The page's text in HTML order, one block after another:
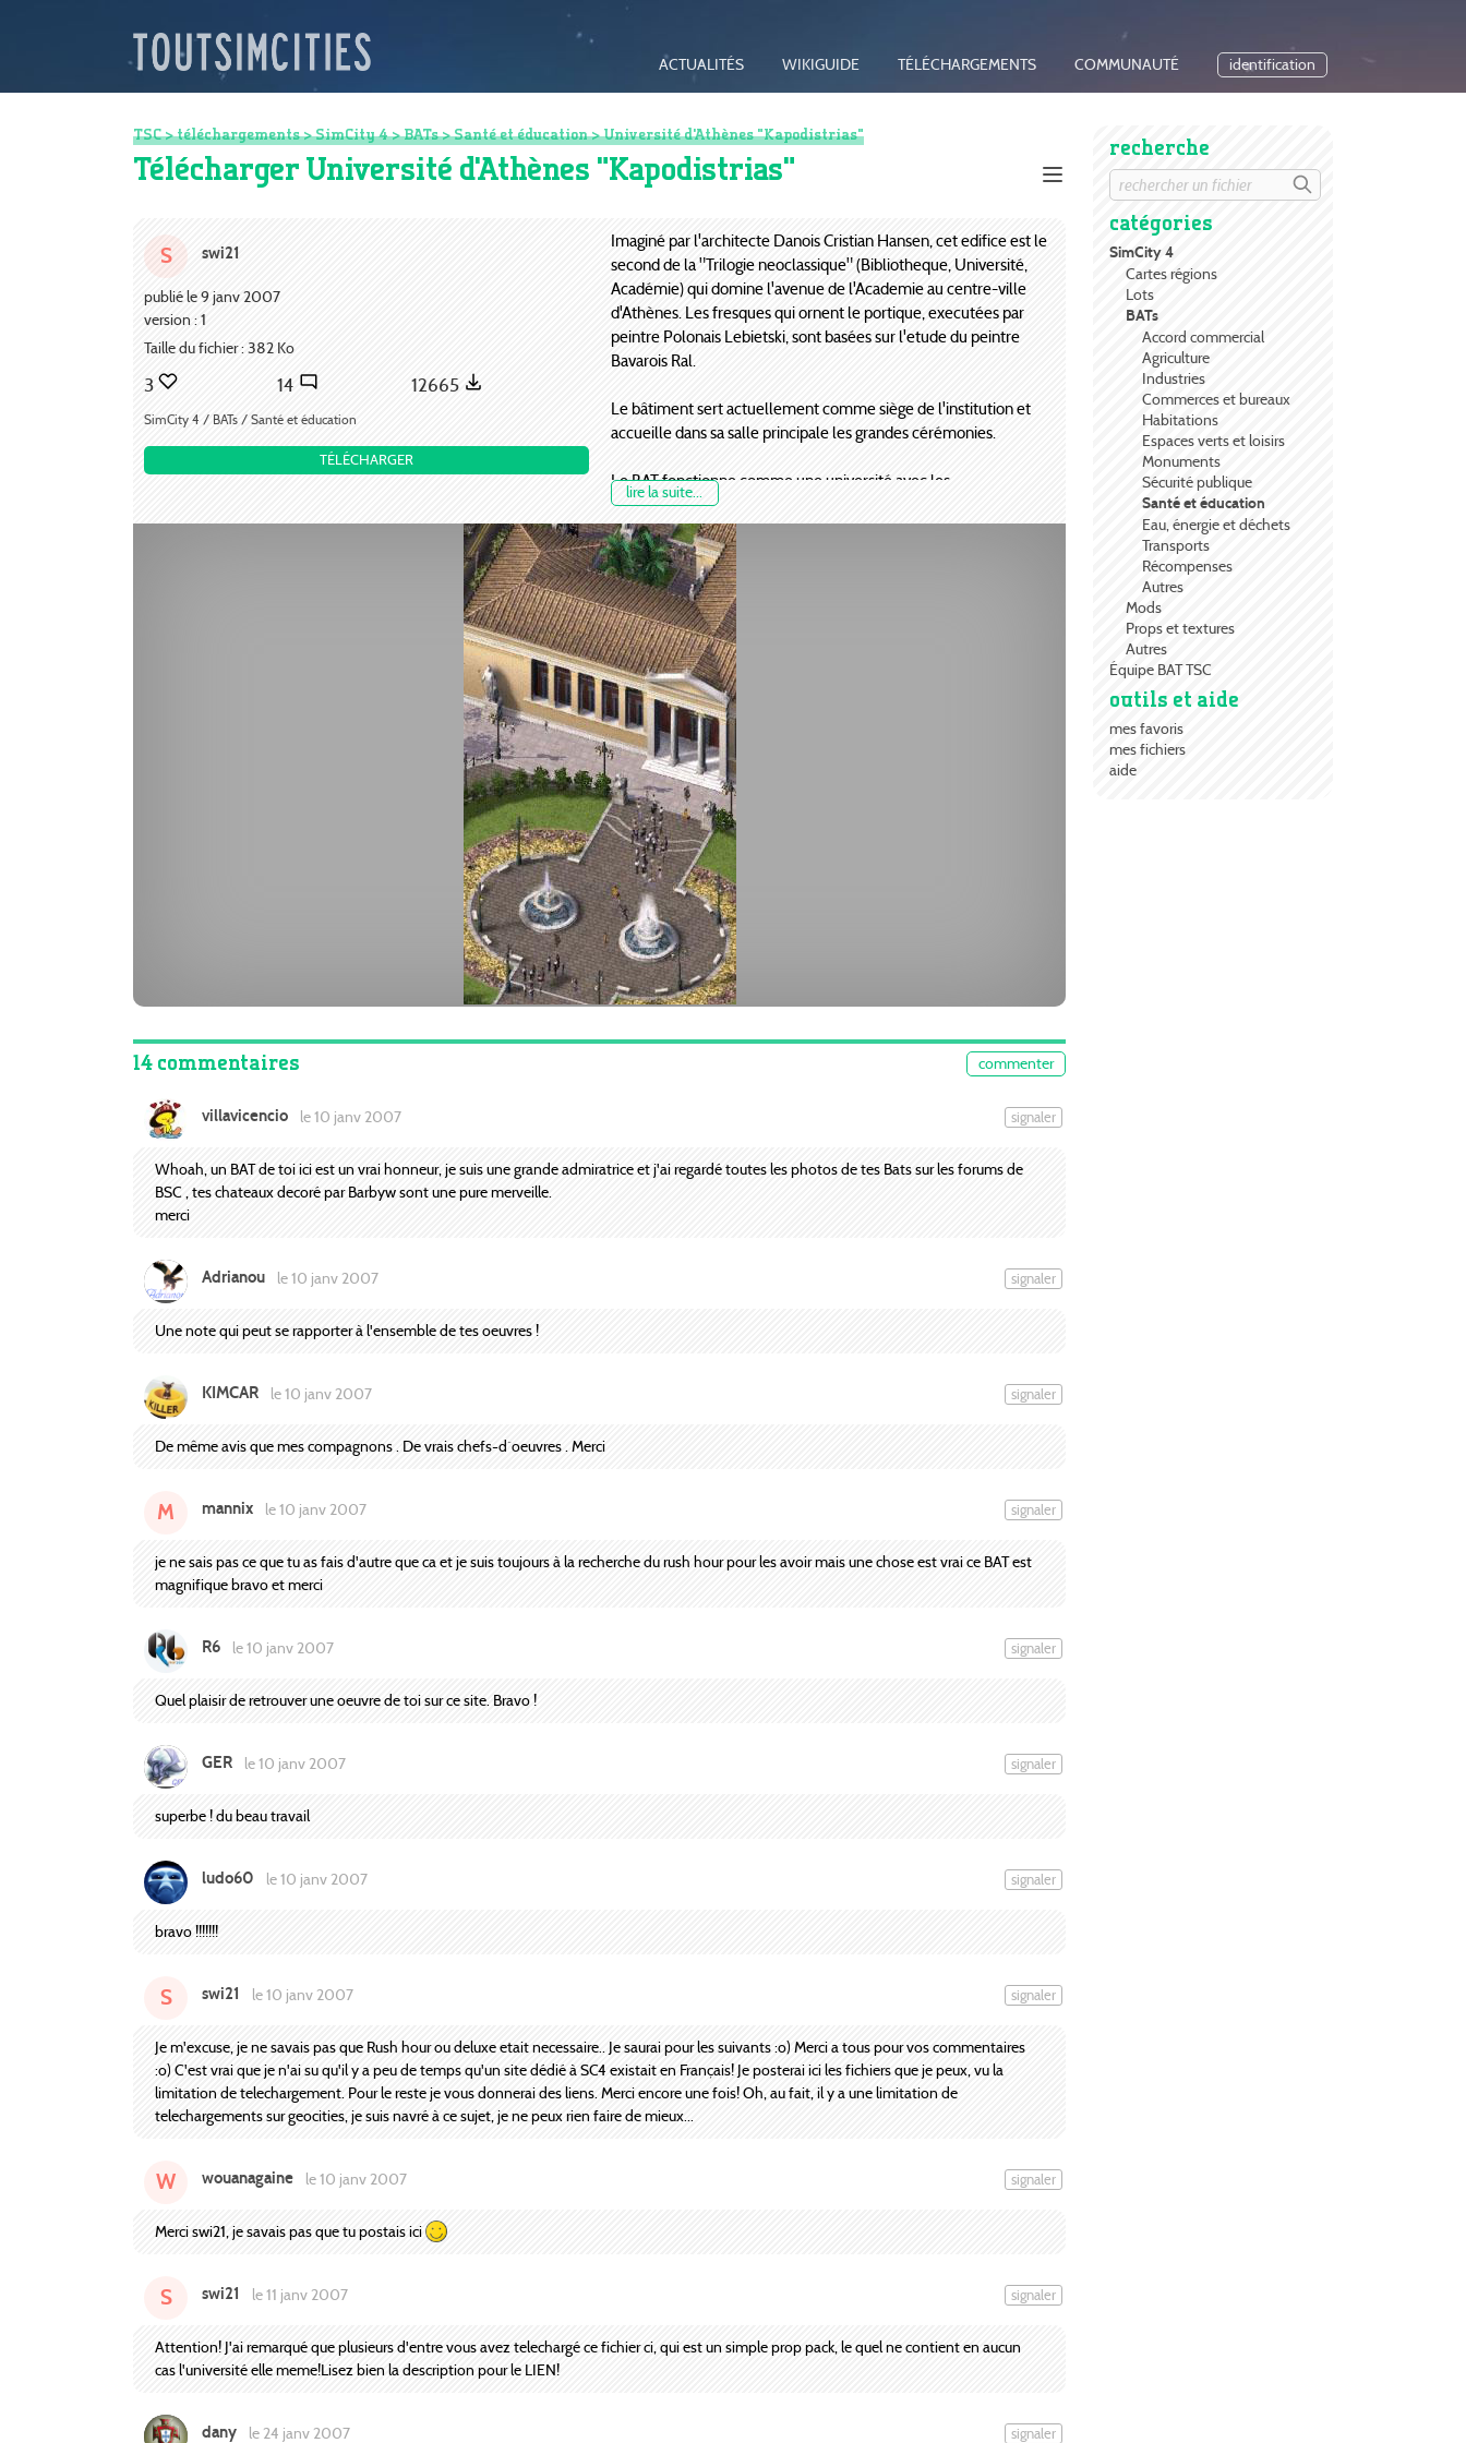
ACTUALITÉS WIKIGUIDE TÉLÉCHARGEMENTS COMMUNAUTÉ identification
recherche
catégories
SimCity 4
Cartes régions
Lots
BATs
Accord commercial
Agriculture
Industries
Commerces et bureaux
Habitations
Espaces verts et loisirs
Monuments
Sécurité publique
Santé et éducation
Eau, énergie et déchets
Transports
Récompenses
Autres
Mods
Props et textures
Autres
Équipe BAT TSC
outils et aide
mes favoris
mes fichiers
aide
TSC>téléchargements>SimCity 4>BATs>Santé et éducation> Université d'Athènes "Kapodistrias"
Télécharger Université d'Athènes "Kapodistrias"
S swi21
publié le 9 janv 2007
version : 1
Taille du fichier : 382 Ko
3 14 12665
SimCity 4 / BATs / Santé et éducation
TÉLÉCHARGER
lire la suite...
Imaginé par l'architecte Danois Cristian Hansen, cet edifice est le
second de la "Trilogie neoclassique" (Bibliotheque, Université,
Académie) qui domine l'avenue de l'Academie au centre-ville
d'Athènes. Les fresques qui ornent le portique, executées par
peintre Polonais Lebietski, sont basées sur l'etude du peintre
Bavarois Ral.
Le bâtiment sert actuellement comme siège de l'institution et
accueille dans sa salle principale les grandes cérémonies.
Le BAT fonctionne comme une université avec les
caracteristiques suivantes:
espace requis: 6x12 carrés
Capacité: 9000 etudiants
Cout mensuel: $3600
cout de construction: $50000
Le fichier zip à proprement parlé etant plus large que la limite du
site, il a été placéICI
Cépendant, le zip joint est aussi important parce qu'il contient un
certain nombre d'objets necessaires.
Pour suivre le developpement de mes BATs,
Pour mes autres fichiers, vous pouvez
Pour utiliser et publier le contenu de ces .zip, veuillez me
contacter avant. Merci
14 commentaires commenter
villavicencio le 10 janv 2007 signaler
Whoah, un BAT de toi ici est un vrai honneur, je suis une grande admiratrice et j'ai regardé toutes les photos de tes Bats sur les forums de
BSC , tes chateaux decoré par Barbyw sont une pure merveille.
merci
Adrianou le 10 janv 2007 signaler
Une note qui peut se rapporter à l'ensemble de tes oeuvres !
KIMCAR le 10 janv 2007 signaler
De même avis que mes compagnons . De vrais chefs-d`oeuvres . Merci
M mannix le 10 janv 2007 signaler
je ne sais pas ce que tu as fais d'autre que ca et je suis toujours à la recherche du rush hour pour les avoir mais une chose est vrai ce BAT est
magnifique bravo et merci
R6 le 10 janv 2007 signaler
Quel plaisir de retrouver une oeuvre de toi sur ce site. Bravo !
GER le 10 janv 2007 signaler
superbe ! du beau travail
ludo60 le 10 janv 2007 signaler
bravo !!!!!!!
S swi21 le 10 janv 2007 signaler
Je m'excuse, je ne savais pas que Rush hour ou deluxe etait necessaire.. Je saurai pour les suivants :o) Merci a tous pour vos commentaires
:o) C'est vrai que je n'ai su qu'il y a peu de temps qu'un site dédié à SC4 existait en Français! Je posterai ici les fichiers que je peux, vu la
limitation de telechargement. Pour le reste je vous donnerai des liens. Merci encore une fois! Oh, au fait, il y a une limitation de
telechargements sur geocities, je suis navré à ce sujet, je ne peux rien faire de mieux...
W wouanagaine le 10 janv 2007 signaler
Merci swi21, je savais pas que tu postais ici
S swi21 le 11 janv 2007 signaler
Attention! J'ai remarqué que plusieurs d'entre vous avez telechargé ce fichier ci, qui est un simple prop pack, le quel ne contient en aucun
cas l'université elle meme!Lisez bien la description pour le LIEN!
dany le 24 janv 2007 signaler